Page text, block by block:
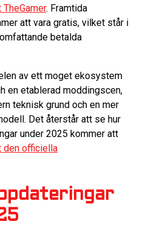
. Framtida
att vara gratis, vilket står i
betalda
av ett moget ekosystem
en etablerad moddingscen,
teknisk grund och en mer
Det återstår att se hur
under 2025 kommer att
den officiella